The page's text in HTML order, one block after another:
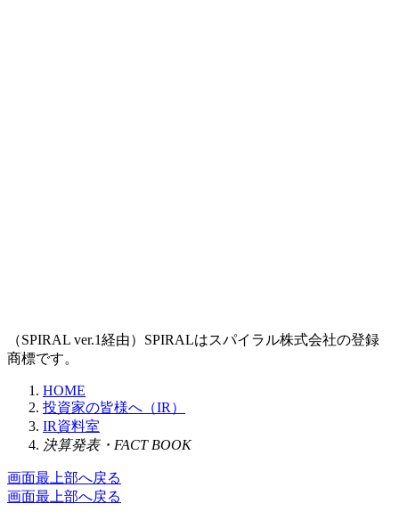
（SPIRAL ver.1経由）SPIRALはスパイラル株式会社の登録
商標です。
HOME
投資家の皆様へ（IR）
IR資料室
決算発表・FACT BOOK
画面最上部へ戻る
画面最上部へ戻る